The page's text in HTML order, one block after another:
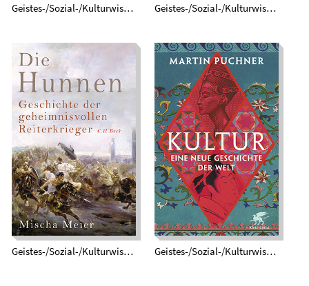
Geistes-/Sozial-/Kulturwissenschaften Geistes-/Sozial-/Kulturwissenschaften
Die Hunnen.
Geschichte der
geheimnisvollen
Reiterkrieger
Geistes-/Sozial-/Kulturwissenschaften
Kultur. Eine neue
Geschichte der Welt
Geistes-/Sozial-/Kulturwissenschaften